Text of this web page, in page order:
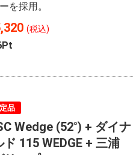
を採用。
(税込)
品
Wedge (52°) + ダイナ
115 WEDGE + 三浦